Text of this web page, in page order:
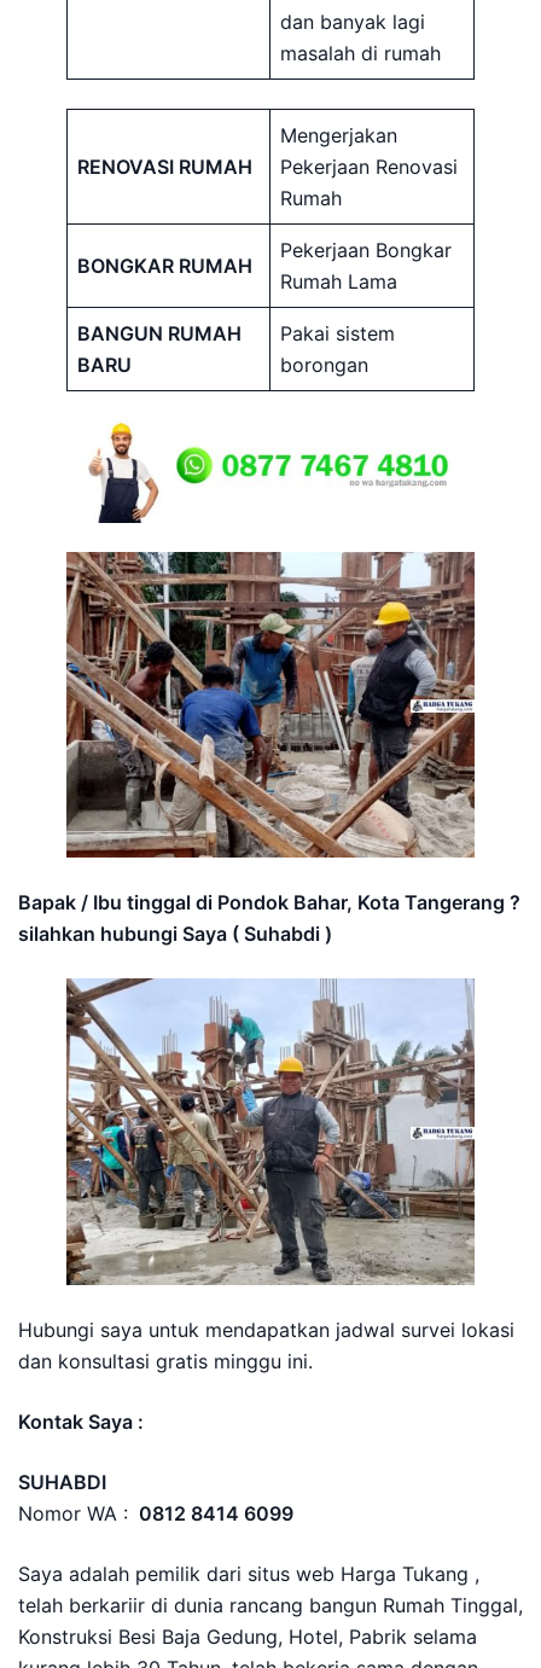
dan banyak lagi
masalah di rumah
RENOVASI RUMAH
Mengerjakan
Pekerjaan Renovasi
Rumah
BONGKAR RUMAH
Pekerjaan Bongkar
Rumah Lama
BANGUN RUMAH
BARU
Pakai sistem
borongan
Bapak / Ibu tinggal di Pondok Bahar, Kota Tangerang ?
silahkan hubungi Saya ( Suhabdi )
Hubungi saya untuk mendapatkan jadwal survei lokasi
dan konsultasi gratis minggu ini.
Kontak Saya :
SUHABDI
Nomor WA : 0812 8414 6099
Saya adalah pemilik dari situs web Harga Tukang ,
telah berkariir di dunia rancang bangun Rumah Tinggal,
Konstruksi Besi Baja Gedung, Hotel, Pabrik selama